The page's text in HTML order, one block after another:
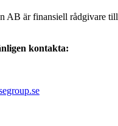
AB är finansiell rådgivare
kontakta: